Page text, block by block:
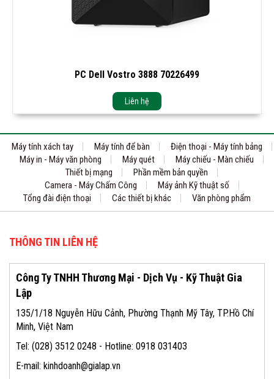
PC Dell Vostro 3888 70226499
Liên hệ
Máy tính xách tay Máy tính để bàn
Điện thoại - Máy tính bảng
Máy in - Máy văn phòng
Máy quét
Máy chiếu - Màn chiếu
Thiết bị mạng
Phần mềm bản quyền
Camera - Máy Chấm Công
Máy ảnh Kỹ thuật số
Tổng đài điện thoại
Các thiết bị khác Văn phòng phẩm
THÔNG TIN LIÊN HỆ
Công Ty TNHH Thương Mại - Dịch Vụ - Kỹ Thuật Gia
Lập
135/1/18 Nguyễn Hữu Cảnh, Phường Thạnh Mỹ Tây, TP.Hồ Chí
Minh, Việt Nam
Tel: (028) 3512 0248 - Hotline: 0918 031403
E-mail: kinhdoanh@gialap.vn